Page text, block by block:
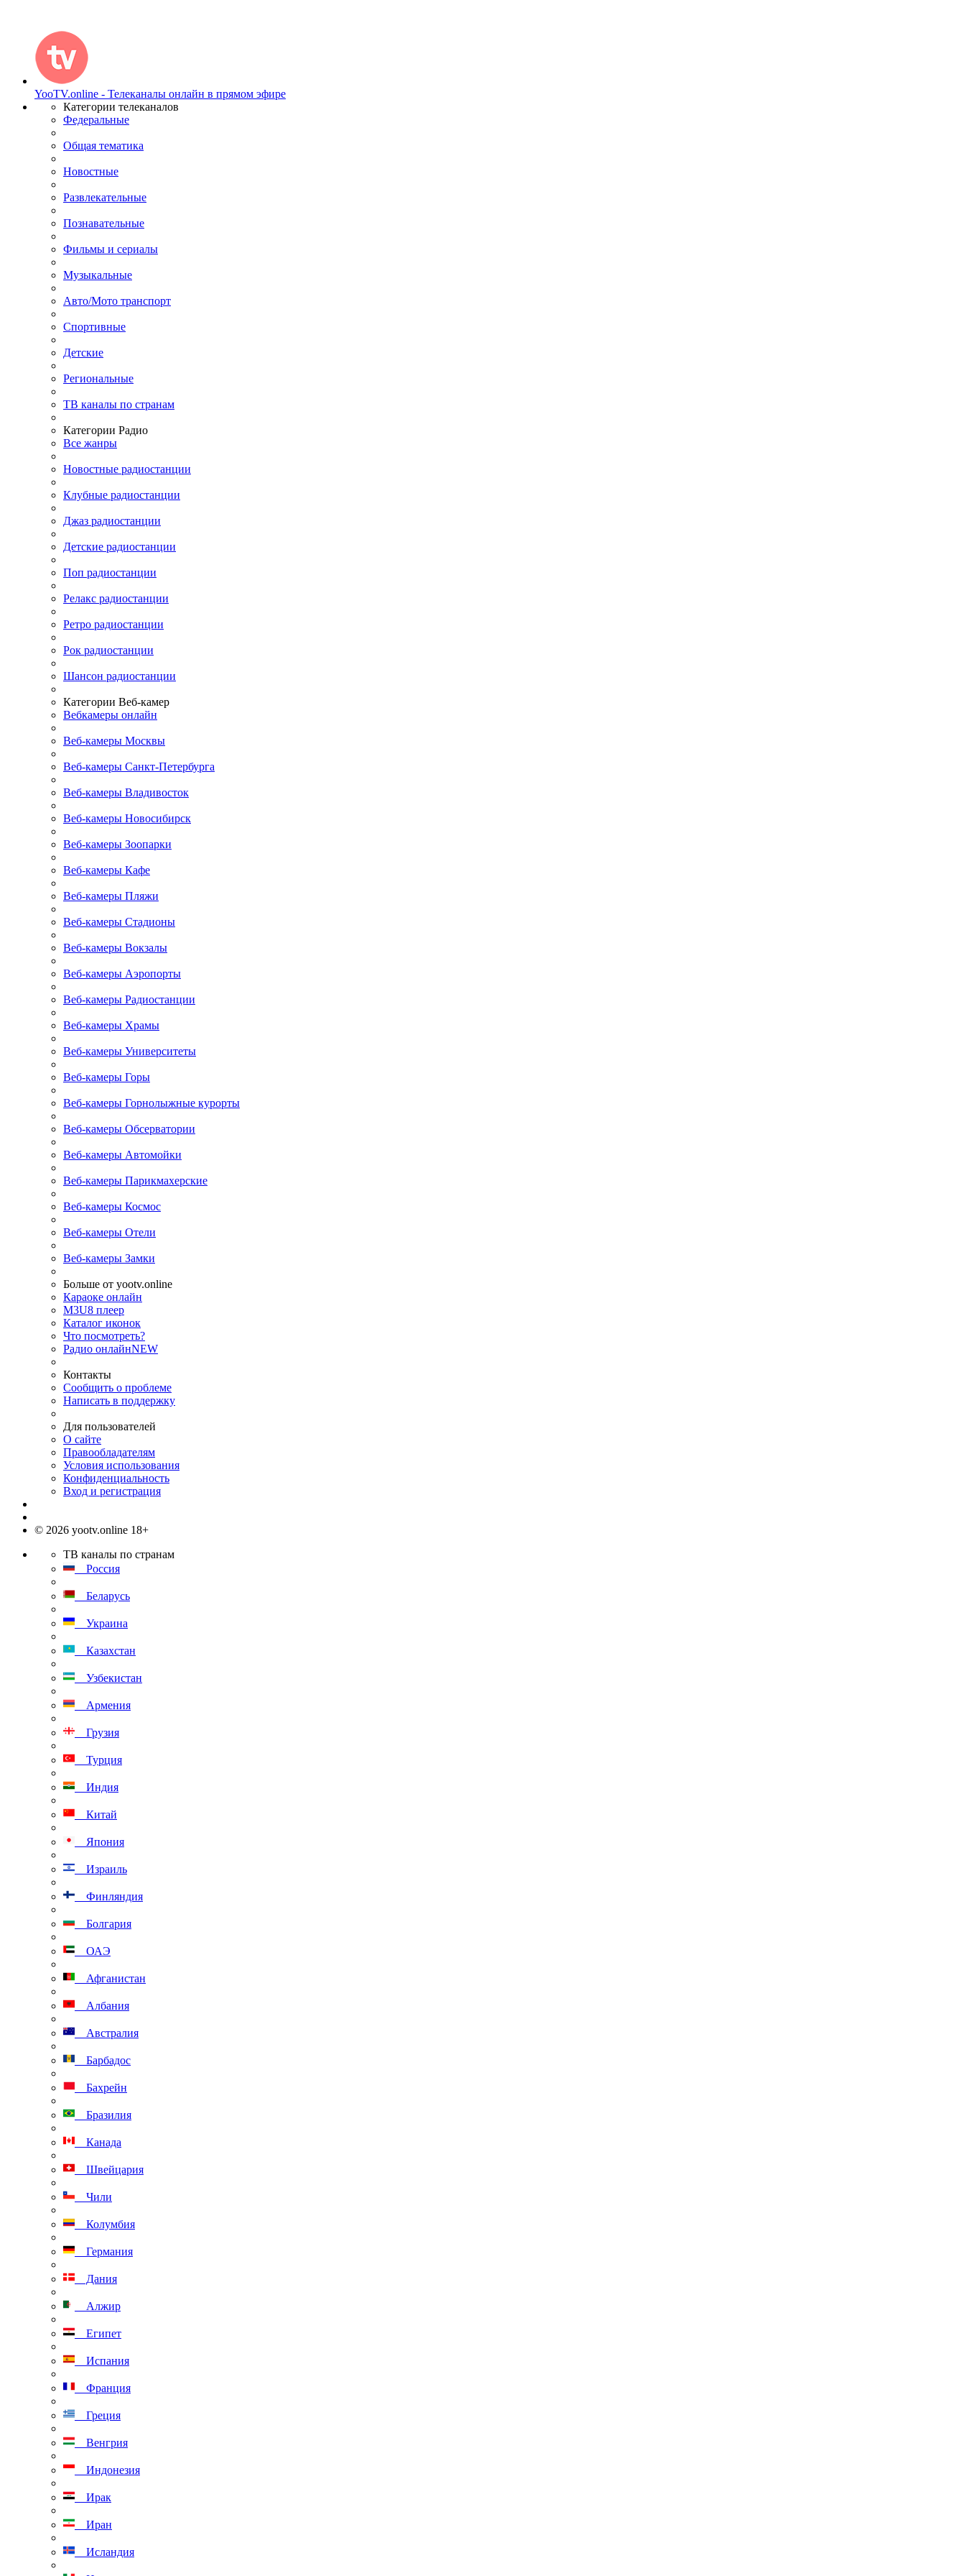
YooTV.online - Телеканалы онлайн в прямом эфире
Категории телеканалов
Федеральные
Общая тематика
Новостные
Развлекательные
Познавательные
Фильмы и сериалы
Музыкальные
Авто/Мото транспорт
Спортивные
Детские
Региональные
ТВ каналы по странам
Категории Радио
Все жанры
Новостные радиостанции
Клубные радиостанции
Джаз радиостанции
Детские радиостанции
Поп радиостанции
Релакс радиостанции
Ретро радиостанции
Рок радиостанции
Шансон радиостанции
Категории Веб-камер
Вебкамеры онлайн
Веб-камеры Москвы
Веб-камеры Санкт-Петербурга
Веб-камеры Владивосток
Веб-камеры Новосибирск
Веб-камеры Зоопарки
Веб-камеры Кафе
Веб-камеры Пляжи
Веб-камеры Стадионы
Веб-камеры Вокзалы
Веб-камеры Аэропорты
Веб-камеры Радиостанции
Веб-камеры Храмы
Веб-камеры Университеты
Веб-камеры Горы
Веб-камеры Горнолыжные курорты
Веб-камеры Обсерватории
Веб-камеры Автомойки
Веб-камеры Парикмахерские
Веб-камеры Космос
Веб-камеры Отели
Веб-камеры Замки
Больше от yootv.online
Караоке онлайн
M3U8 плеер
Каталог иконок
Что посмотреть?
Радио онлайнNEW
Контакты
Сообщить о проблеме
Написать в поддержку
Для пользователей
О сайте
Правообладателям
Условия использования
Конфиденциальность
Вход и регистрация
© 2026 yootv.online 18+
ТВ каналы по странам
Россия
Беларусь
Украина
Казахстан
Узбекистан
Армения
Грузия
Турция
Индия
Китай
Япония
Израиль
Финляндия
Болгария
ОАЭ
Афганистан
Албания
Австралия
Барбадос
Бахрейн
Бразилия
Канада
Швейцария
Чили
Колумбия
Германия
Дания
Алжир
Египет
Испания
Франция
Греция
Венгрия
Индонезия
Ирак
Иран
Исландия